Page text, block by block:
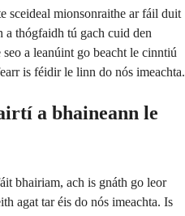
sceideal mionsonraithe ar fáil duit
a thógfaidh tú gach cuid den
a leanúint go beacht le cinntiú
is féidir le linn do nós imeachta.
a bhaineann le
bhairiam, ach is gnáth go leor
agat tar éis do nós imeachta. Is